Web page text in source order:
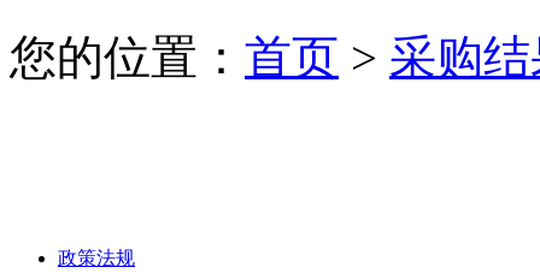
您的位置： 首页 > 采购
政策法规